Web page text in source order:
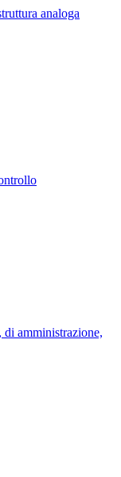
analoga
amministrazione,